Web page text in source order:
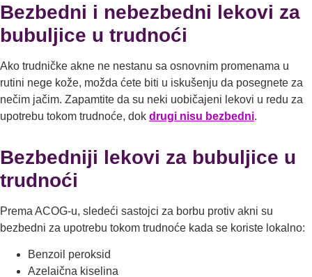
Bezbedni i nebezbedni lekovi za
bubuljice u trudnoći
Ako trudničke akne ne nestanu sa osnovnim promenama u
rutini nege kože, možda ćete biti u iskušenju da posegnete za
nečim jačim. Zapamtite da su neki uobičajeni lekovi u redu za
upotrebu tokom trudnoće, dok drugi nisu bezbedni.
Bezbedniji lekovi za bubuljice u
trudnoći
Prema ACOG-u, sledeći sastojci za borbu protiv akni su
bezbedni za upotrebu tokom trudnoće kada se koriste lokalno:
Benzoil peroksid
Azelaična kiselina